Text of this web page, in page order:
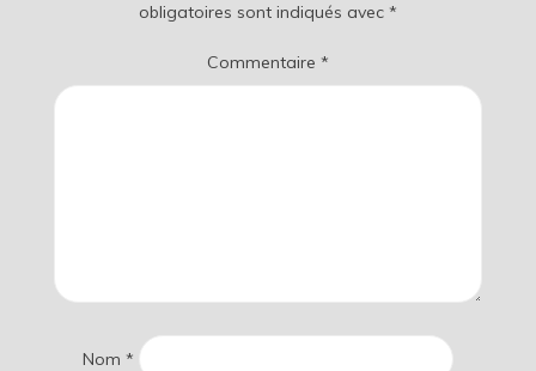
obligatoires sont indiqués avec *
Commentaire *
Nom *